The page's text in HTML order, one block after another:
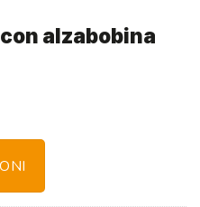
alzabobina